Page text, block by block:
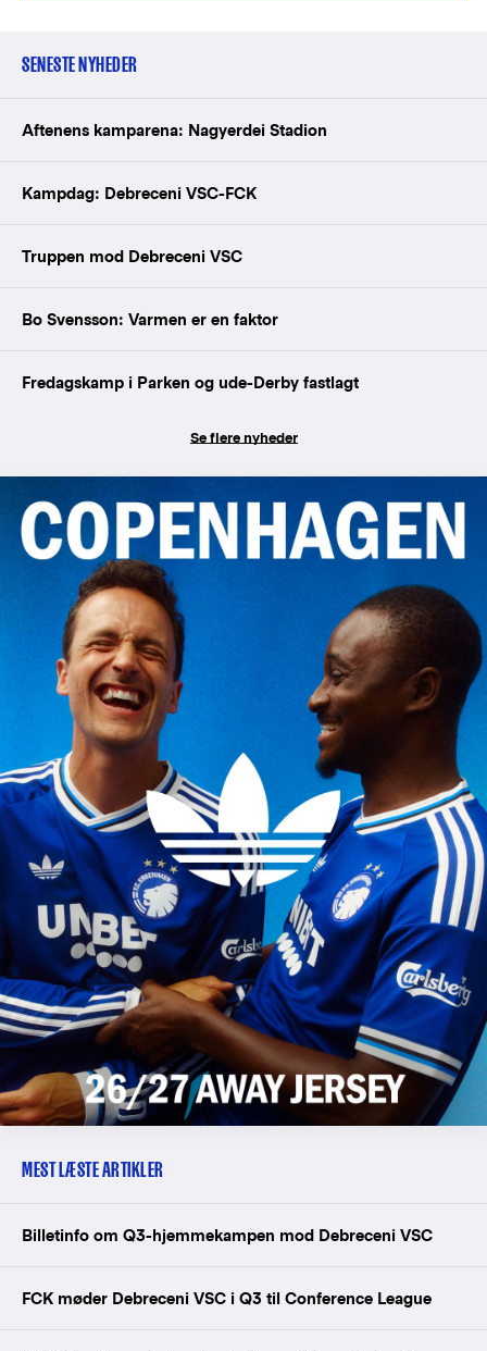
SENESTE NYHEDER
Aftenens kamparena: Nagyerdei Stadion
Kampdag: Debreceni VSC-FCK
Truppen mod Debreceni VSC
Bo Svensson: Varmen er en faktor
Fredagskamp i Parken og ude-Derby fastlagt
Se flere nyheder
MEST LÆSTE ARTIKLER
Billetinfo om Q3-hjemmekampen mod Debreceni VSC
FCK møder Debreceni VSC i Q3 til Conference League